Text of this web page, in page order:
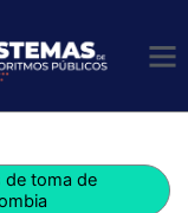
de toma de